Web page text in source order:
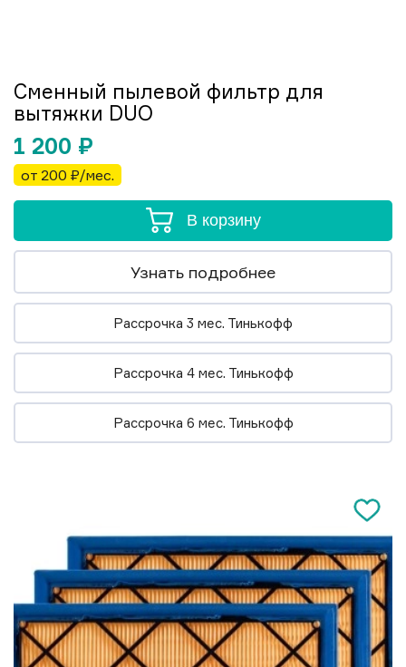
Сменный пылевой фильтр для
вытяжки DUO
1 200 ₽
от 200 ₽/мес.
В корзину
Узнать подробнее
Рассрочка 3 мес. Тинькофф
Рассрочка 4 мес. Тинькофф
Рассрочка 6 мес. Тинькофф